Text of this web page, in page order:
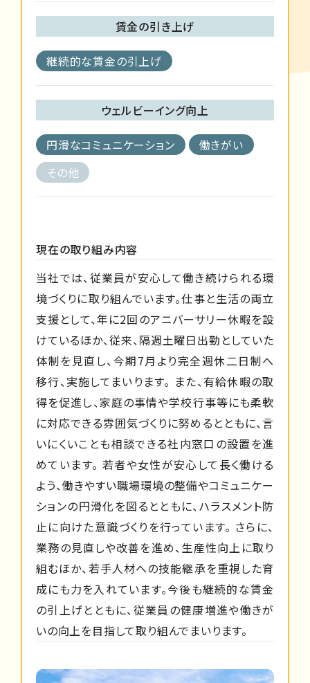
賃金の引き上げ
継続的な賃金の引上げ
ウェルビーイング向上
円滑なコミュニケーション
働きがい
その他
現在の取り組み内容
当社では、従業員が安心して働き続けられる環
境づくりに取り組んでいます。仕事と生活の両立
支援として、年に2回のアニバーサリー休暇を設
けているほか、従来、隔週土曜日出勤としていた
体制を見直し、今期7月より完全週休二日制へ
移行、実施してまいります。 また、有給休暇の取
得を促進し、家庭の事情や学校行事等にも柔軟
に対応できる雰囲気づくりに努めるとともに、言
いにくいことも相談できる社内窓口の設置を進
めています。 若者や女性が安心して長く働ける
よう、働きやすい職場環境の整備やコミュニケー
ションの円滑化を図るとともに、ハラスメント防
止に向けた意識づくりを行っています。 さらに、
業務の見直しや改善を進め、生産性向上に取り
組むほか、若手人材への技能継承を重視した育
成にも力を入れています。今後も継続的な賃金
の引上げとともに、従業員の健康増進や働きが
いの向上を目指して取り組んでまいります。